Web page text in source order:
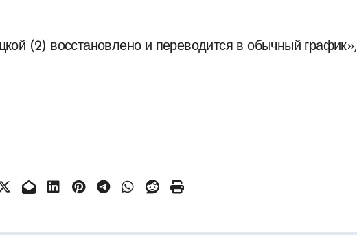
(2) восстановлено и переводится в обычный график»,